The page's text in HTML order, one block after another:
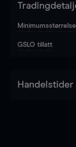
Minimumsstørrelse
GSLO tillatt